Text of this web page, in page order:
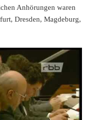
Anhörungen waren
Dresden, Magdeburg,